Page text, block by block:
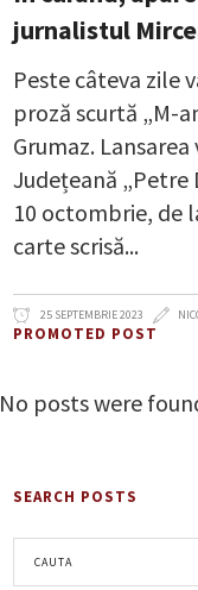
jurnalistul
Peste câteva zile
proză scurtă „M-
Grumaz.
Județeană „Petre
10 octombrie, de
carte scrisă
25 SEPTEMBRIE 2023
PROMOTED POST
No posts were
SEARCH POSTS